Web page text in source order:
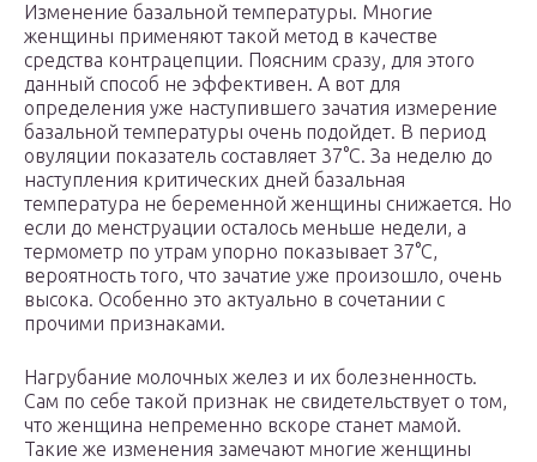
Изменение базальной температуры. Многие
женщины применяют такой метод в качестве
средства контрацепции. Поясним сразу, для этого
данный способ не эффективен. А вот для
определения уже наступившего зачатия измерение
базальной температуры очень подойдет. В период
овуляции показатель составляет 37°С. За неделю до
наступления критических дней базальная
температура не беременной женщины снижается. Но
если до менструации осталось меньше недели, а
термометр по утрам упорно показывает 37°С,
вероятность того, что зачатие уже произошло, очень
высока. Особенно это актуально в сочетании с
прочими признаками.
Нагрубание молочных желез и их болезненность.
Сам по себе такой признак не свидетельствует о том,
что женщина непременно вскоре станет мамой.
Такие же изменения замечают многие женщины